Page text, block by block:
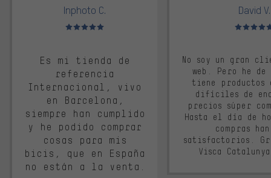
Inphoto C.
Valoración media: 5 de 5
Es mi tienda de
referencia
Internacional, vivo
en Barcelona,
siempre han cumplido
y he podido comprar
cosas para mis
bicis, que en España
no están a la venta.
David V.
Valoración
No soy un gran
web. Pero he
tiene productos
difíciles de
precios súper
Hasta el día de
compras
satisfactorios.
Visca